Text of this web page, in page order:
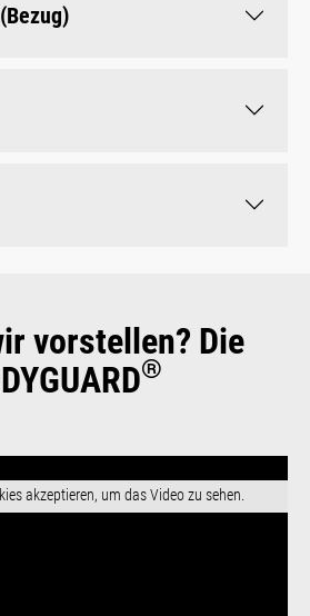
vorstellen? Die
®
akzeptieren, um das Video zu sehen.